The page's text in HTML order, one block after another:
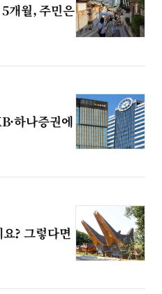
개월, 주민은
하나증권에
? 그렇다면